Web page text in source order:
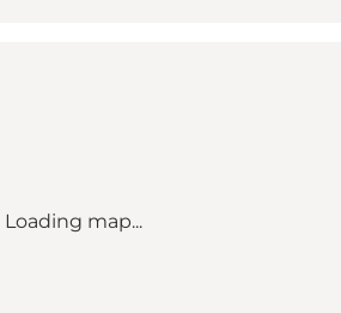
Loading map...